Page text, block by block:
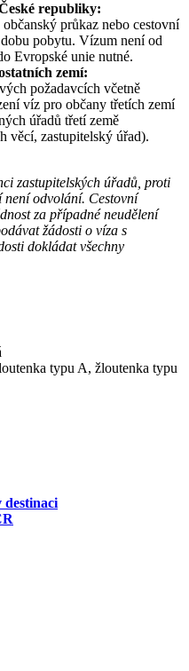
republiky:
průkaz nebo cestovní
pobytu. Vízum není od
Evropské unie nutné.
zemí:
požadavcích včetně
víz pro občany třetích zemí
úřadů třetí země
věcí, zastupitelský úřad).
zastupitelských úřadů, proti
není odvolání. Cestovní
za případné neudělení
žádosti o víza s
dokládat všechny
typu A, žloutenka typu